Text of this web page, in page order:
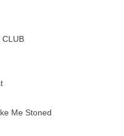
CLUB
Me Stoned